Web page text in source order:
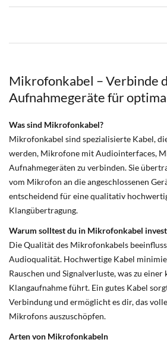
Mikrofonkabel – Verbinde
Aufnahmegeräte für
Was sind Mikrofonkabel?
Mikrofonkabel sind spezialisierte Kabel,
werden, Mikrofone mit Audiointerfaces,
Aufnahmegeräten zu verbinden. Sie
vom Mikrofon an die angeschlossenen
entscheidend für eine qualitativ
Klangübertragung.
Warum solltest du in Mikrofonkabel
Die Qualität des Mikrofonkabels
Audioqualität. Hochwertige Kabel
Rauschen und Signalverluste, was zu einer
Klangaufnahme führt. Ein gutes Kabel
Verbindung und ermöglicht es dir, das
Mikrofons auszuschöpfen.
Arten von Mikrofonkabeln